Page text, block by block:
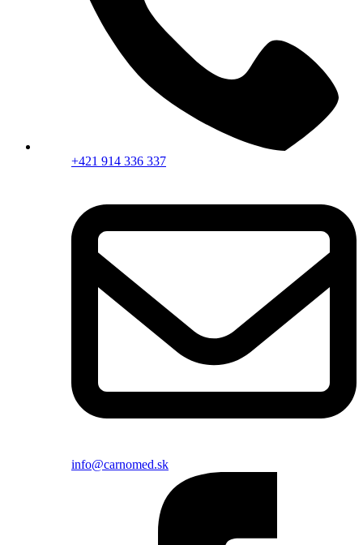
+421 914 336 337
info@carnomed.sk